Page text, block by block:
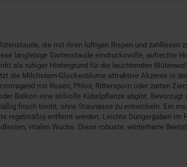
die mit ihren luftigen Rispen und
langlebige Gartenstaude eindrucksvolle, aufrechte
als ruhiger Hintergrund für die leuchtenden
die Milchstern-Glockenblume attraktive Akzente in
mit Rosen, Phlox, Rittersporn oder zarten
Balkon eine stilvolle Kübelpflanze abgibt.
frisch bleibt, ohne Staunässe zu entwickeln. Ein
regelmäßig entfernt werden. Leichte Düngergaben im
vitalen Wuchs. Diese robuste, winterharte